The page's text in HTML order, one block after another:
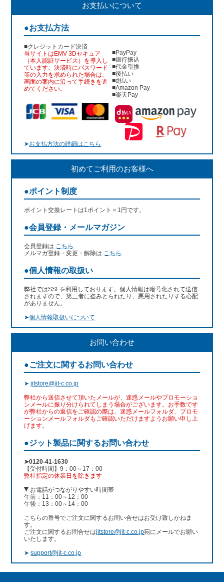
お支払いについて
●お支払方法
■クレジットカード決済
当サイトはEMV 3Dセキュア
（本人認証サービス）を導入し
ています。決済時にパスワード
等の入力を求められた場合は、
画面の案内に沿って手続きを進
めてください。
■PayPay
■銀行振込
■代金引換
■後払い
■d払い
■Amazon Pay
■楽天Pay
➤お支払方法の詳細はこちら
初めてご利用のお客様へ
●ポイント制度
ポイント交換レートは1ポイント＝1円です。
●会員登録・メールマガジン
会員登録は こちら
メルマガ登録・変更・解除は こちら
●個人情報の取扱い
弊社ではSSLを利用しております。個人情報は暗号化されて送信
されますので、第三者に盗みとられたり、悪用されたりする心配
がありません。
➤個人情報取扱いについて
お問い合わせ
●ご注文に関するお問い合わせ
➤jitstore@jit-c.co.jp
弊社から送信させて頂いたメールが、迷惑メールやプロモーショ
ンメールに振り分けられてしまう場合がございます。お手数です
が弊社からの返信をご確認の際は、迷惑メールフォルダ、プロモ
ーションメールフォルダもご確認いただけますようお願い申し上
げます。
●ジット製品に関するお問い合わせ
➤0120-41-1630
【受付時間】9：00～17：00
弊社指定の休業日を除きます
お電話がつながりやすい時間帯
午前：11：00～12：00
午後：13：00～14：00
こちらの番号でご注文に関するお問い合せはお受け致しかねま
す。
ご注文に関するお問合せはjitstore@jit-c.co.jp宛にメールでお願い
いたします。
➤support@jit-c.co.jp